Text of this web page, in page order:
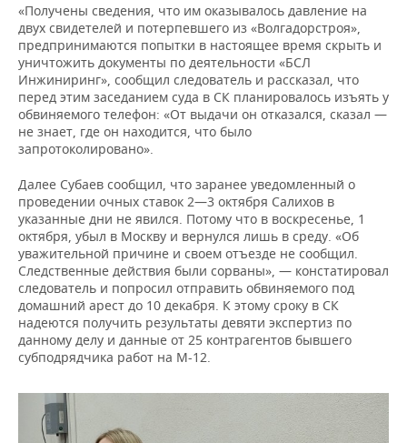
«Получены сведения, что им оказывалось давление на
двух свидетелей и потерпевшего из «Волгадорстроя»,
предпринимаются попытки в настоящее время скрыть и
уничтожить документы по деятельности «БСЛ
Инжиниринг», сообщил следователь и рассказал, что
перед этим заседанием суда в СК планировалось изъять у
обвиняемого телефон: «От выдачи он отказался, сказал —
не знает, где он находится, что было
запротоколировано».
Далее Субаев сообщил, что заранее уведомленный о
проведении очных ставок 2—3 октября Салихов в
указанные дни не явился. Потому что в воскресенье, 1
октября, убыл в Москву и вернулся лишь в среду. «Об
уважительной причине и своем отъезде не сообщил.
Следственные действия были сорваны», — констатировал
следователь и попросил отправить обвиняемого под
домашний арест до 10 декабря. К этому сроку в СК
надеются получить результаты девяти экспертиз по
данному делу и данные от 25 контрагентов бывшего
субподрядчика работ на М-12.